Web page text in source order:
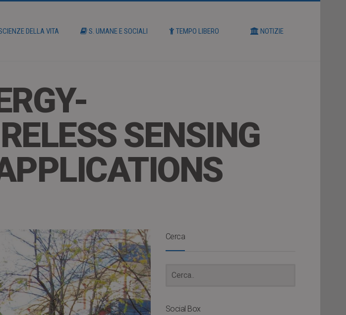
DELLA VITA S. UMANE E SOCIALI TEMPO LIBERO NOTIZIE
SENSING
Cerca
Social Box